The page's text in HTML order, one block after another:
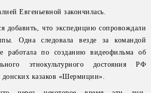
Евгеньевной закончилась.
добавить, что экспедицию сопровождали
Одна следовала везде за командой
работала по созданию видеофильма об
этнокультурного достояния РФ
казаков «Шермиции».